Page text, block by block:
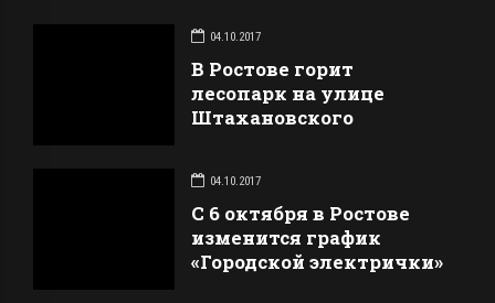
04.10.2017
В Ростове горит
лесопарк на улице
Штахановского
04.10.2017
С 6 октября в Ростове
изменится график
«Городской электрички»